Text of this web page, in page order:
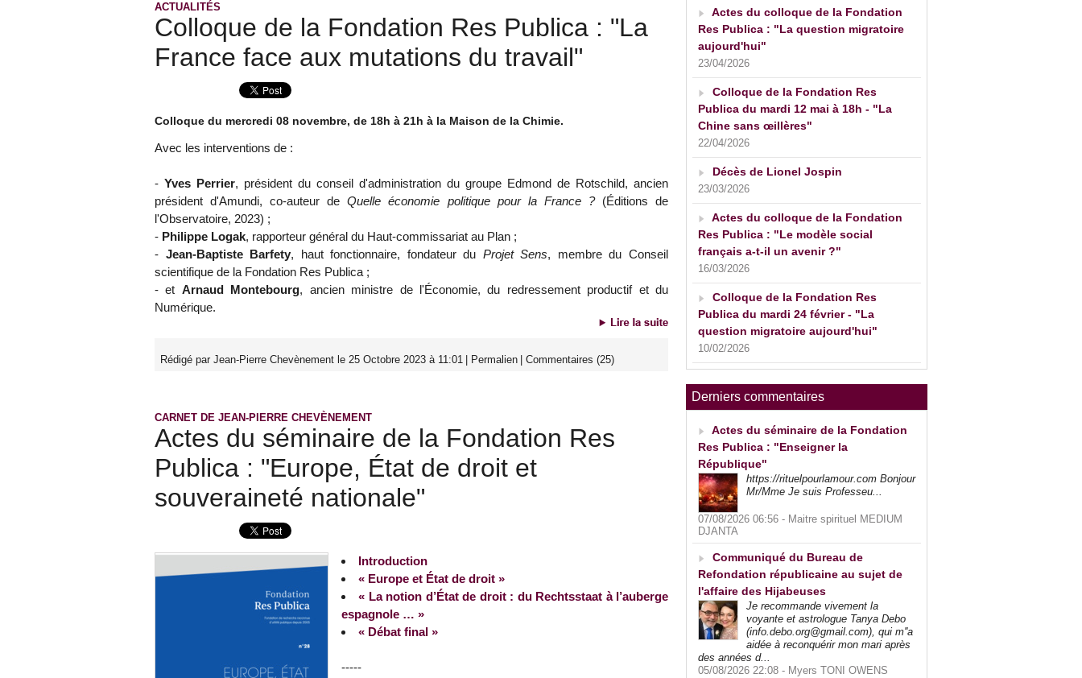
ACTUALITÉS
Colloque de la Fondation Res Publica : "La
France face aux mutations du travail"
Colloque du mercredi 08 novembre, de 18h à 21h à la Maison de la Chimie.
Avec les interventions de :
- Yves Perrier, président du conseil d'administration du groupe Edmond de Rotschild, ancien
président d'Amundi, co-auteur deQuelle économie politique pour la France ?(Éditions de
l'Observatoire, 2023) ;
- Philippe Logak, rapporteur général du Haut-commissariat au Plan ;
- Jean-Baptiste Barfety, haut fonctionnaire, fondateur du Projet Sens, membre du Conseil
scientifique de la Fondation Res Publica ;
- et Arnaud Montebourg, ancien ministre de l'Économie, du redressement productif et du
Numérique.
Rédigé par Jean-Pierre Chevènement le 25 Octobre 2023 à 11:01 Permalien Commentaires (25)
CARNET DE JEAN-PIERRE CHEVÈNEMENT
Actes du séminaire de la Fondation Res
Publica : "Europe, État de droit et
souveraineté nationale"
Introduction
« Europe et État de droit »
« La notion d’État de droit : du Rechtsstaat à l’auberge
espagnole … »
« Débat final »
-----
Actes du colloque de la Fondation
Res Publica : "La question migratoire
aujourd'hui"
23/04/2026
Colloque de la Fondation Res
Publica du mardi 12 mai à 18h - "La
Chine sans œillères"
22/04/2026
Décès de Lionel Jospin
23/03/2026
Actes du colloque de la Fondation
Res Publica : "Le modèle social
français a-t-il un avenir ?"
16/03/2026
Colloque de la Fondation Res
Publica du mardi 24 février - "La
question migratoire aujourd'hui"
10/02/2026
Derniers commentaires
Actes du séminaire de la Fondation
Res Publica : "Enseigner la
République"
https://rituelpourlamour.com Bonjour
Mr/Mme Je suis Professeu...
07/08/2026 06:56 - Maitre spirituel MEDIUM
DJANTA
Communiqué du Bureau de
Refondation républicaine au sujet de
l'affaire des Hijabeuses
Je recommande vivement la
voyante et astrologue Tanya Debo
(info.debo.org@gmail.com), qui m''a
aidée à reconquérir mon mari après
des années d...
05/08/2026 22:08 - Myers TONI OWENS